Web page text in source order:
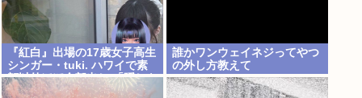
『紅白』出場の17歳女子高生
シンガー・tuki. ハワイで素
顔以外ほぼ全部出し 「隠しき
れない美貌」とSNSざわつく
誰かワンウェイネジってやつ
の外し方教えて